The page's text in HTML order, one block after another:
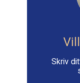
Skriv